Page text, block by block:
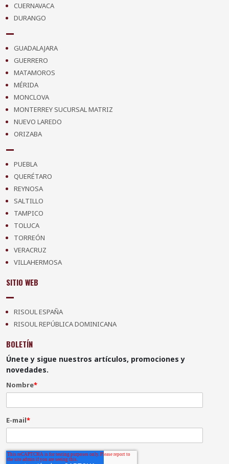
CUERNAVACA
DURANGO
GUADALAJARA
GUERRERO
MATAMOROS
MÉRIDA
MONCLOVA
MONTERREY SUCURSAL MATRIZ
NUEVO LAREDO
ORIZABA
PUEBLA
QUERÉTARO
REYNOSA
SALTILLO
TAMPICO
TOLUCA
TORREÓN
VERACRUZ
VILLAHERMOSA
SITIO WEB
RISOUL ESPAÑA
RISOUL REPÚBLICA DOMINICANA
BOLETÍN
Únete y sigue nuestros artículos, promociones y
novedades.
Nombre*
E-mail*